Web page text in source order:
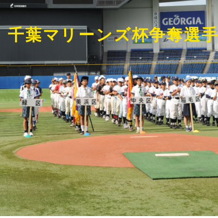
千葉マリーンズ杯争奪選